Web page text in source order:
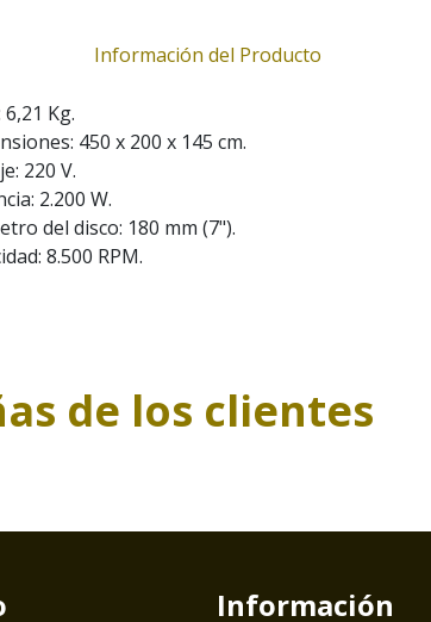
Información del Producto
6,21 Kg.
450 x 200 x 145 cm.
220 V.
2.200 W.
del disco: 180 mm (7").
8.500 RPM.
de los clientes
Información